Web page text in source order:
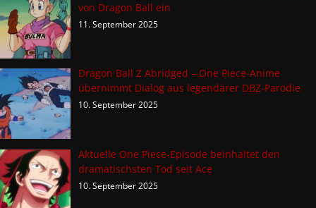
von Dragon Ball ein
11. September 2025
Dragon Ball Z Abridged – One Piece-Anime
übernimmt Dialog aus legendärer DBZ-Parodie
10. September 2025
Aktuelle One Piece-Episode beinhaltet den
dramatischsten Tod seit Ace
10. September 2025